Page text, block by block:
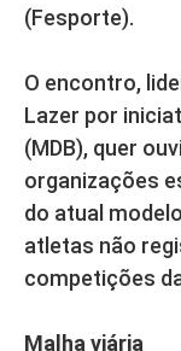
(Fesporte).
O encontro,
Lazer por
(MDB), quer
organizações
do atual
atletas não
competições
Malha viária